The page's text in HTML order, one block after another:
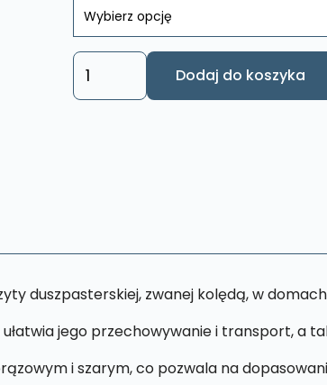
ilość
Komplet
Dodaj do koszyka
duszpasterskiej, zwanej kolędą, w
jego przechowywanie i transport, a
i szarym, co pozwala na